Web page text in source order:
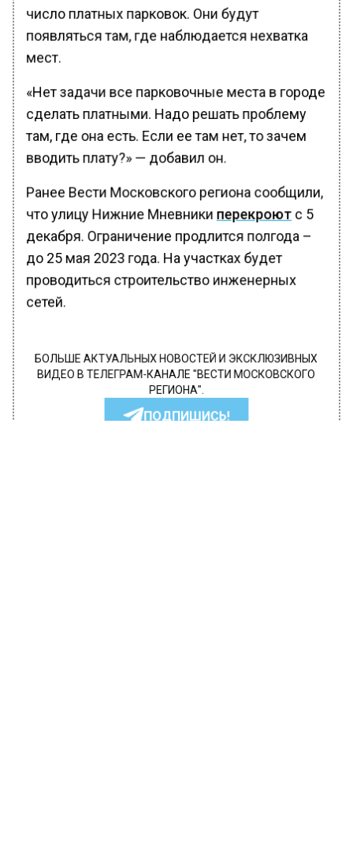
число платных парковок. Они будут
появляться там, где наблюдается нехватка
мест.
«Нет задачи все парковочные места в городе
сделать платными. Надо решать проблему
там, где она есть. Если ее там нет, то зачем
вводить плату?» — добавил он.
Ранее Вести Московского региона сообщили,
что улицу Нижние Мневники перекроют с 5
декабря. Ограничение продлится полгода –
до 25 мая 2023 года. На участках будет
проводиться строительство инженерных
сетей.
БОЛЬШЕ АКТУАЛЬНЫХ НОВОСТЕЙ И ЭКСКЛЮЗИВНЫХ
ВИДЕО В ТЕЛЕГРАМ-КАНАЛЕ "ВЕСТИ МОСКОВСКОГО
РЕГИОНА".
ПОДПИШИСЬ!